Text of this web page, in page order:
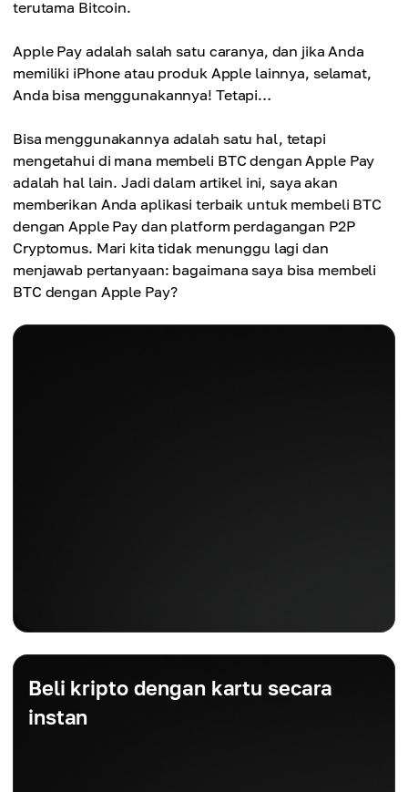
terutama Bitcoin.
Apple Pay adalah salah satu caranya, dan jika Anda
memiliki iPhone atau produk Apple lainnya, selamat,
Anda bisa menggunakannya! Tetapi…
Bisa menggunakannya adalah satu hal, tetapi
mengetahui di mana membeli BTC dengan Apple Pay
adalah hal lain. Jadi dalam artikel ini, saya akan
memberikan Anda aplikasi terbaik untuk membeli BTC
dengan Apple Pay dan platform perdagangan P2P
Cryptomus. Mari kita tidak menunggu lagi dan
menjawab pertanyaan: bagaimana saya bisa membeli
BTC dengan Apple Pay?
Beli kripto dengan kartu secara
instan